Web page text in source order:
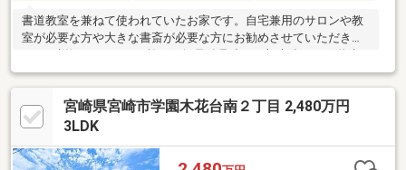
書道教室を兼ねて使われていたお家です。自宅兼用のサロンや教
室が必要な方や大きな書斎が必要な方にお勧めさせていただきま
て 48.57坪 築37年 。■土地は２面道路の99.71坪 隣家との間
隔も広く周りを気にせず暮らせます。■買い物環境はダイレック
ス徒歩10分 マックスバリュ徒歩11分 セリアやファミリーマ
ート 銀行 郵便局も隣接しています。■子育て環境は学園木花
くあり小さなお子様にとってはいい環境です。
宮崎県宮崎市学園木花台南２丁目 2,480万円
3LDK